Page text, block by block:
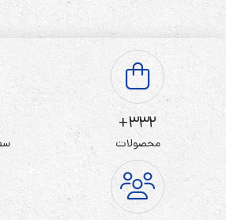
می‌دهد.باتری نیکل-کادمیوم موریسل به
قابلیت شارژ مجدد، برای دستگاه‌های
است.
موارد مصرف:
این باتری‌ها شارژی و می‌توانید آن ها را
این باتری‌ها در دسته ی بازی و وسایل پر
ساعت دیواری، رادیو و … به کار می‌روند
332+
محصولات